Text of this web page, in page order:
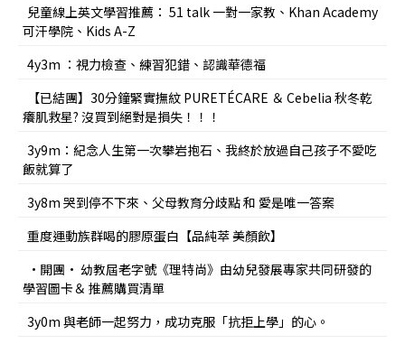
兒童線上英文學習推薦： 51 talk 一對一家教、Khan Academy
可汗學院、Kids A-Z
4y3m ：視力檢查、練習犯錯、認識華德福
【已結團】30分鐘緊實撫紋 PURETÉCARE ＆ Cebelia 秋冬乾
癢肌救星? 沒買到絕對是損失！！！
3y9m：紀念人生第一次攀岩抱石、我終於放過自己孩子不愛吃
飯就算了
3y8m 哭到停不下來、父母教育分歧點 和 愛是唯一答案
重度運動族群喝的膠原蛋白【品純萃 美顏飲】
•開團• 幼教屆老字號《理特尚》由幼兒發展專家共同研發的
學習圖卡＆ 推薦購買清單
3y0m 與老師一起努力，成功克服「抗拒上學」的心。